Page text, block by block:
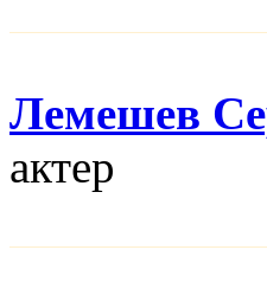
Лемешев
актер